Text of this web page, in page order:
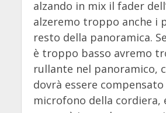
alzando in mix il fader
alzeremo troppo anche i
resto della panoramica.
è troppo basso avremo
rullante nel panoramico,
dovrà essere
microfono della cordiera,